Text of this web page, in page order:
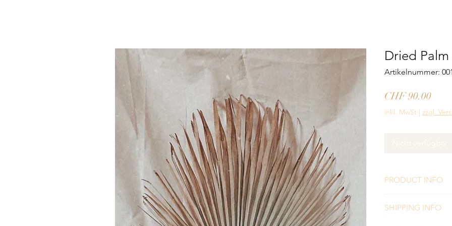
Dried
Artikelnummer:
CHF 90.00Preis
inkl. MwSt | zzgl.
PRODUCT INFO
SHIPPING INFO